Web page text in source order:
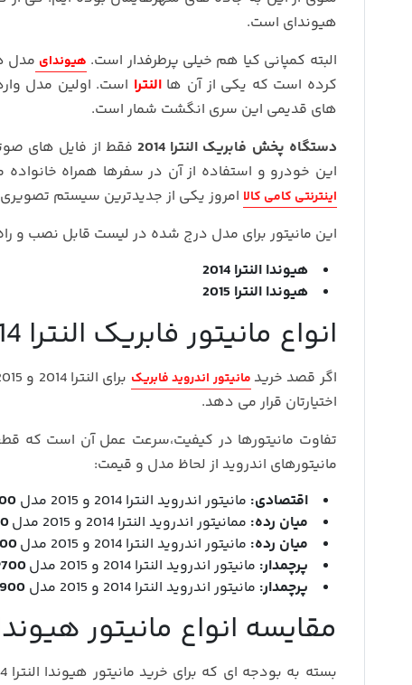
هیوندای است.
البته کمپانی کیا هم خیلی پرطرفدار است. هیوندای مدل
کرده است که یکی از آن هاالنترا است. اولین مدل
های قدیمی این سری انگشت شمار است.
دستگاه پخش فابریک النترا 2014
فقط از فایل های
این خودرو و استفاده از آن در سفرها همراه
اینترنتی کامی کالا امروز یکی از جدیدترین سیستم
این مانیتور برای مدل درج شده در لیست قابل نصب و
هیوندا النترا 2014
هیوندا النترا 2015
انواع مانیتور فابریک النترا 2014 و 2015
اگر قصد خرید مانیتور اندروید فابریک برای النترا 2014 و 2015 را دارید قطع
اختیارتان قرار می دهد.
تفاوت مانیتورها در کیفیت،سرعت عمل آن است که
مانیتورهای اندروید از لحاظ مدل و قیمت:
اقتصادی: مانیتور اندروید النترا 2014 و 2015 مدل
میان رده: ممانیتور اندروید النترا 2014 و 2015 مدل
میان رده: مانیتور اندروید النترا 2014 و 2015 مدل
پرچمدار: مانیتور اندروید النترا 2014 و 2015 مدل
پرچمدار: مانیتور اندروید النترا 2014 و 2015 مدل
مقایسه انواع مانیتور هیوندا النترا